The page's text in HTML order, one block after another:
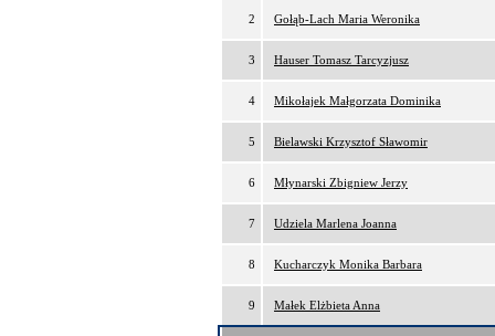
2 Gołąb-Lach Maria Weronika
3 Hauser Tomasz Tarcyzjusz
4 Mikołajek Małgorzata Dominika
5 Bielawski Krzysztof Sławomir
6 Młynarski Zbigniew Jerzy
7 Udziela Marlena Joanna
8 Kucharczyk Monika Barbara
9 Małek Elżbieta Anna